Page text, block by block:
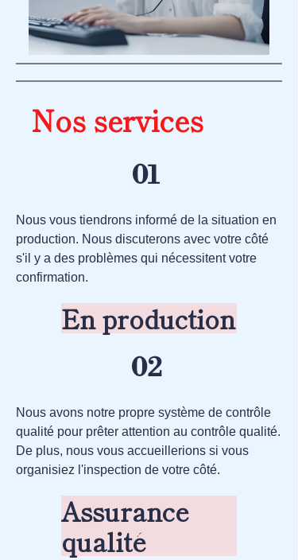
Nos services
En production
01
Nous vous tiendrons informé de la situation en
production. Nous discuterons avec votre côté
s'il y a des problèmes qui nécessitent votre
confirmation.
02
Assurance
qualité
Nous avons notre propre système de contrôle
qualité pour prêter attention au contrôle qualité.
De plus, nous vous accueillerions si vous
organisiez l'inspection de votre côté.